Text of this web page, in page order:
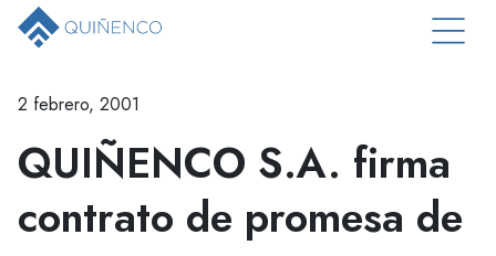
2 febrero, 2001
QUIÑENCO S.A. firma
contrato de promesa de